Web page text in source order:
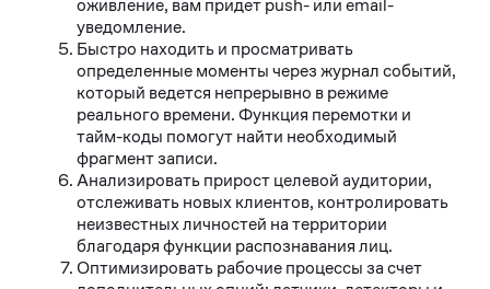
оживление, вам придет push- или email-
уведомление.
Быстро находить и просматривать
определенные моменты через журнал событий,
который ведется непрерывно в режиме
реального времени. Функция перемотки и
тайм-коды помогут найти необходимый
фрагмент записи.
Анализировать прирост целевой аудитории,
отслеживать новых клиентов, контролировать
неизвестных личностей на территории
благодаря функции распознавания лиц.
Оптимизировать рабочие процессы за счет